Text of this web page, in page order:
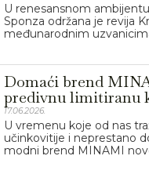
U renesansnom
Sponza održana je revija
međunarodnim
Domaći brend
predivnu limitiranu
17.06.2026.
U vremenu koje od nas
učinkovitije i neprestano
modni brend MINAMI